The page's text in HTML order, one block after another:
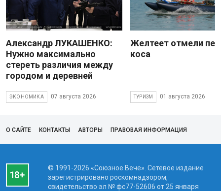
Александр ЛУКАШЕНКО:
Нужно максимально
стереть различия между
городом и деревней
ЭКОНОМИКА 07 августа 2026
Желтеет отмели
коса
ТУРИЗМ 01 августа 2026
О САЙТЕ КОНТАКТЫ АВТОРЫ ПРАВОВАЯ ИНФОРМАЦИЯ
© 1991-2026 «Союзное Вече». Сетевое издание
зарегистрировано роскомнадзором,
свидетельство эл № фc77-52606 от 25 января